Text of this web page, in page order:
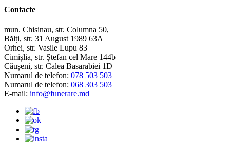
Contacte
mun. Chisinau, str. Columna 50,
Bălți, str. 31 August 1989 63A
Orhei, str. Vasile Lupu 83
Cimișlia, str. Ștefan cel Mare 144b
Căușeni, str. Calea Basarabiei 1D
Numarul de telefon: 078 503 503
Numarul de telefon: 068 303 503
E-mail: info@funerare.md